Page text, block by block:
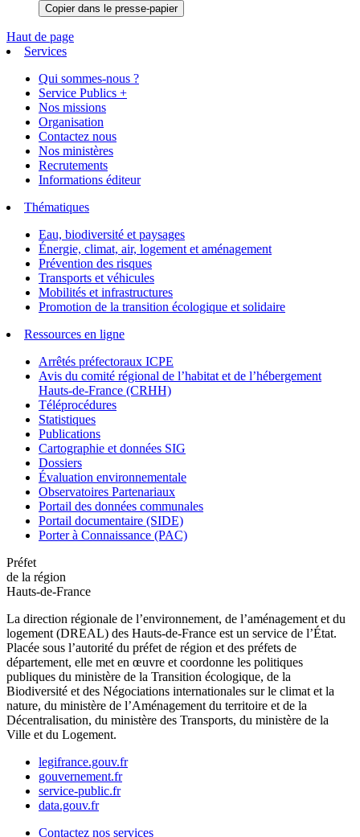
Copier dans le presse-papier
Haut de page
Services
Qui sommes-nous ?
Service Publics +
Nos missions
Organisation
Contactez nous
Nos ministères
Recrutements
Informations éditeur
Thématiques
Eau, biodiversité et paysages
Énergie, climat, air, logement et aménagement
Prévention des risques
Transports et véhicules
Mobilités et infrastructures
Promotion de la transition écologique et solidaire
Ressources en ligne
Arrêtés préfectoraux ICPE
Avis du comité régional de l’habitat et de l’hébergement
Hauts-de-France (CRHH)
Téléprocédures
Statistiques
Publications
Cartographie et données SIG
Dossiers
Évaluation environnementale
Observatoires Partenariaux
Portail des données communales
Portail documentaire (SIDE)
Porter à Connaissance (PAC)
Préfet
de la région
Hauts-de-France
La direction régionale de l’environnement, de l’aménagement et du
logement (DREAL) des Hauts-de-France est un service de l’État.
Placée sous l’autorité du préfet de région et des préfets de
département, elle met en œuvre et coordonne les politiques
publiques du ministère de la Transition écologique, de la
Biodiversité et des Négociations internationales sur le climat et la
nature, du ministère de l’Aménagement du territoire et de la
Décentralisation, du ministère des Transports, du ministère de la
Ville et du Logement.
legifrance.gouv.fr
gouvernement.fr
service-public.fr
data.gouv.fr
Contactez nos services